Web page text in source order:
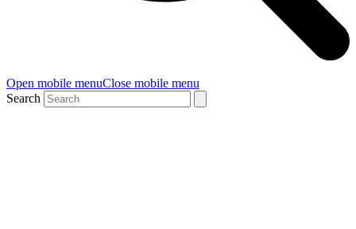
Open mobile menuClose mobile menu
Search